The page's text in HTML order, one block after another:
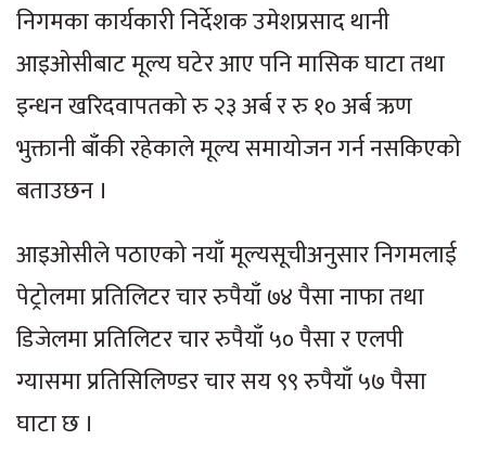
निगमका कार्यकारी निर्देशक उमेशप्रसाद थानी
आइओसीबाट मूल्य घटेर आए पनि मासिक घाटा तथा
इन्धन खरिदवापतको रु २३ अर्ब र रु १० अर्ब ऋण
भुक्तानी बाँकी रहेकाले मूल्य समायोजन गर्न नसकिएको
बताउछन ।
आइओसीले पठाएको नयाँ मूल्यसूचीअनुसार निगमलाई
पेट्रोलमा प्रतिलिटर चार रुपैयाँ ७४ पैसा नाफा तथा
डिजेलमा प्रतिलिटर चार रुपैयाँ ५० पैसा र एलपी
ग्यासमा प्रतिसिलिण्डर चार सय ९९ रुपैयाँ ५७ पैसा
घाटा छ ।